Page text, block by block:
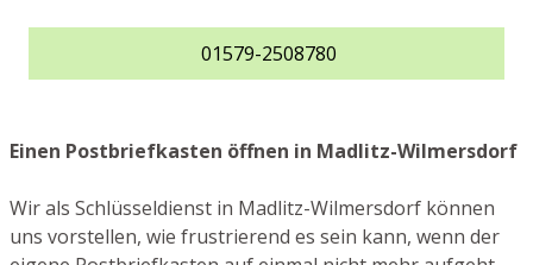
01579-2508780
Einen Postbriefkasten öffnen in Madlitz-Wilmersdorf
Wir als Schlüsseldienst in Madlitz-Wilmersdorf können
uns vorstellen, wie frustrierend es sein kann, wenn der